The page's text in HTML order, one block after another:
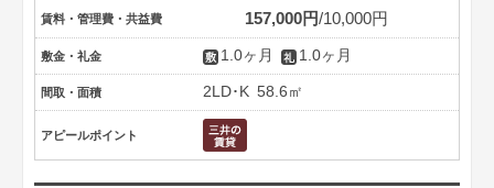
賃料・管理費・共益費 157,000円 10,000円
敷金・礼金 1.0ヶ月 1.0ヶ月
間取・面積 2LD･K 58.6㎡
アピールポイント